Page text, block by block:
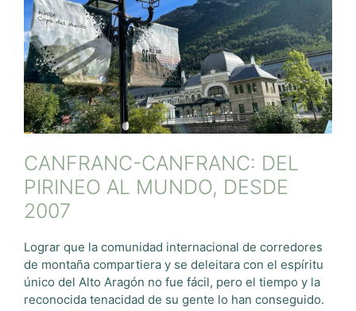
CANFRANC-CANFRANC: DEL
PIRINEO AL MUNDO, DESDE
2007
Lograr que la comunidad internacional de corredores
de montaña compartiera y se deleitara con el espíritu
único del Alto Aragón no fue fácil, pero el tiempo y la
reconocida tenacidad de su gente lo han conseguido.